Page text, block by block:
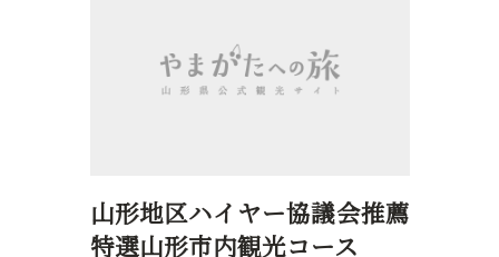
山形地区ハイヤー協議会推薦
特選山形市内観光コース